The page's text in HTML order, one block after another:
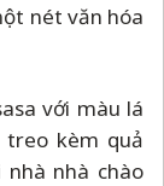
nét văn hóa
với màu lá
kèm quả
nhà chào